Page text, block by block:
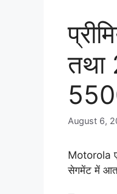
तथा
August 6,
Motorola
सेगमेंट में